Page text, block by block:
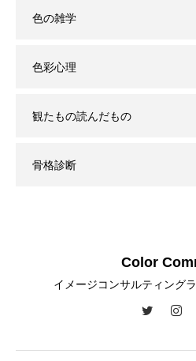
色の雑学
色彩心理
観たもの読んだもの
骨格診断
Color
イメージコンサルティング